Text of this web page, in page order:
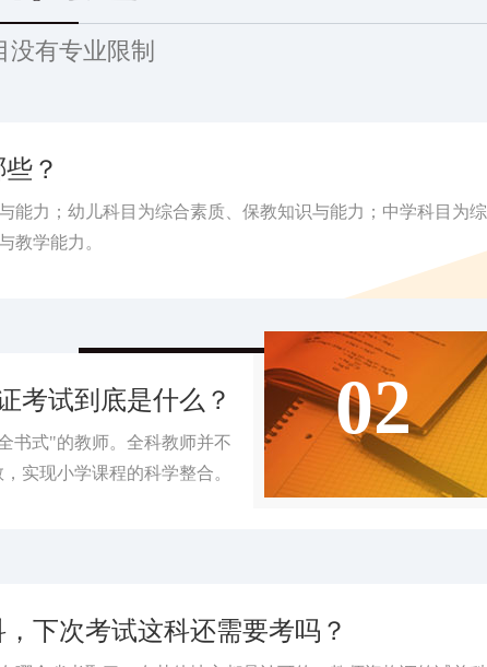
有专业限制
？
能力；幼儿科目为综合素质、保教知识与能力；中学科目为综
教学能力。
02
考试到底是什么？
书式"的教师。全科教师并不
实现小学课程的科学整合。
下次考试这科还需要考吗？